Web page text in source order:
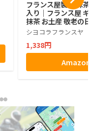
フランス屋製菓 抹茶
入り｜フランス屋 ギ
抹茶 お土産 敬老の日
シヨコラフランスヤ
1,338円
Amazon